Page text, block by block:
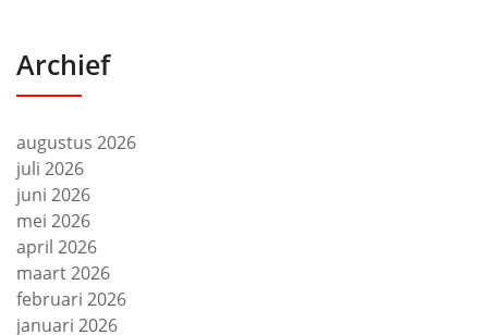
Archief
augustus 2026
juli 2026
juni 2026
mei 2026
april 2026
maart 2026
februari 2026
januari 2026